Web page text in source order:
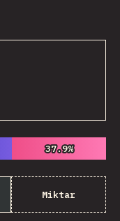
37.9%
37.9%
Miktar